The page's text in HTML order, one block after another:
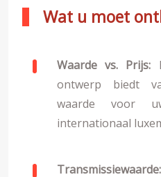
Wat u moet
Waarde vs. Prijs:
ontwerp biedt
waarde voor
internationaal
Transmissiewaarde: